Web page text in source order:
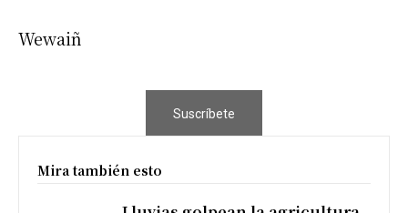
Wewaiñ
Suscríbete
Mira también esto